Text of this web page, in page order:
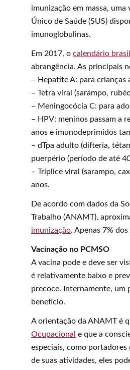
imunização em massa,
Único de Saúde (SUS)
imunoglobulinas.
Em 2017, o calendário
abrangência. As principais
– Hepatite A: para crianças
– Tetra viral (sarampo,
– Meningocócia C: para
– HPV: meninos passam a
anos e imunodeprimidos
– dTpa adulto (difteria,
puerpério (período de até
– Tríplice viral (sarampo,
anos.
De acordo com dados da
Trabalho (ANAMT),
imunização. Apenas 7%
Vacinação no PCMSO
A vacina pode e deve ser
é relativamente baixo e
precoce. Internamente, um
benefício.
A orientação da ANAMT é
Ocupacional e que a
especiais, como portadores
de suas atividades, eles